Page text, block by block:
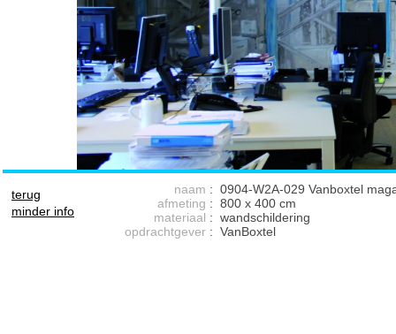
naam : 0904-W2A-029 Vanboxtel
afmeting : 800 x 400 cm
materiaal : wandschildering
opdrachtgever : VanBoxtel
terug
minder info